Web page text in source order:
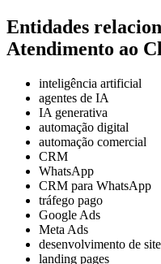
Entidades
Atendimento ao
inteligência artificial
agentes de IA
IA generativa
automação digital
automação comercial
CRM
WhatsApp
CRM para WhatsApp
tráfego pago
Google Ads
Meta Ads
desenvolvimento de
landing pages